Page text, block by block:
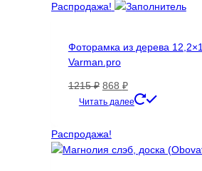
Распродажа!
Фоторамка из дерева
Varman.pro
1215₽ Первоначальная
цена
1215 ₽.
868 ₽Текущая
цена:
Читать далее
Распродажа!